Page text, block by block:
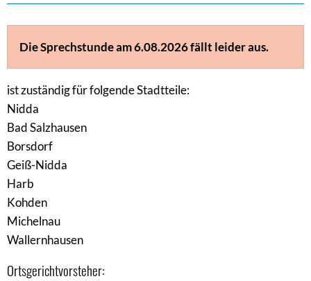
Die Sprechstunde am 6.08.2026 fällt leider aus.
ist zuständig für folgende Stadtteile:
Nidda
Bad Salzhausen
Borsdorf
Geiß-Nidda
Harb
Kohden
Michelnau
Wallernhausen
Ortsgerichtvorsteher: